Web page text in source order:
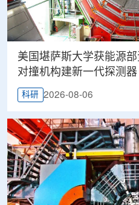
美国堪萨斯大学获能源
对撞机构建新一代探测器
科研 2026-08-06